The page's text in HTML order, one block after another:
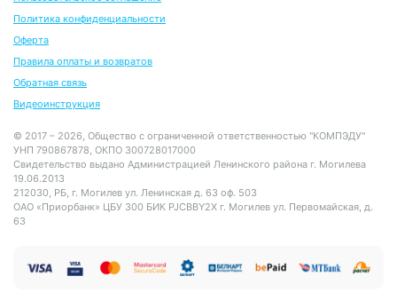
Политика конфиденциальности
Оферта
Правила оплаты и возвратов
Обратная связь
Видеоинструкция
© 2017 – 2026, Общество с ограниченной ответственностью "КОМПЭДУ"
УНП 790867878, ОКПО 300728017000
Свидетельство выдано Администрацией Ленинского района г. Могилева
19.06.2013
212030, РБ, г. Могилев ул. Ленинская д. 63 оф. 503
ОАО «Приорбанк» ЦБУ 300 БИК PJCBBY2X г. Могилев ул. Первомайская, д.
63